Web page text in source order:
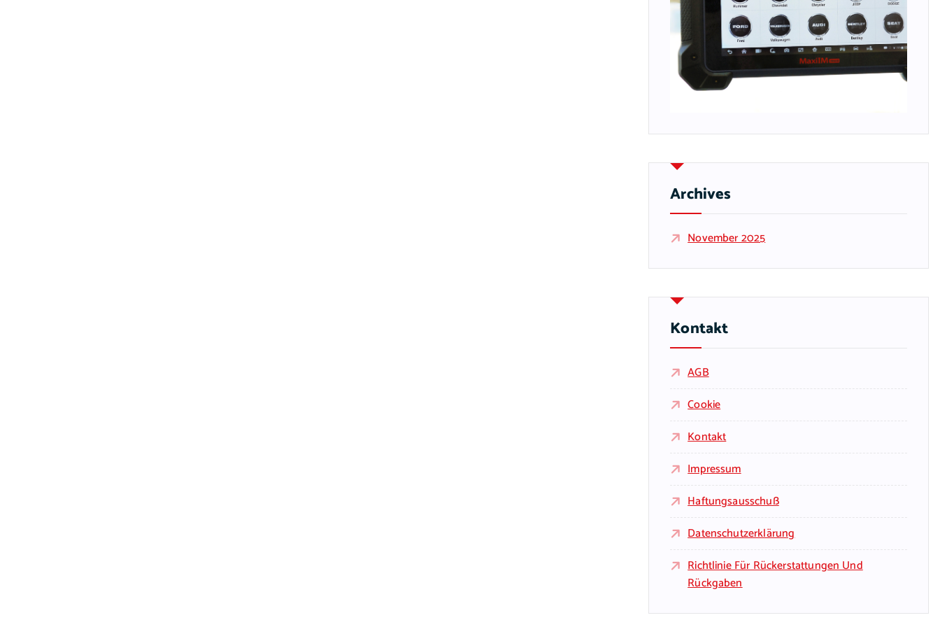
Archives
November 2025
Kontakt
AGB
Cookie
Kontakt
Impressum
Haftungsausschuß
Datenschutzerklärung
Richtlinie Für Rückerstattungen Und
Rückgaben